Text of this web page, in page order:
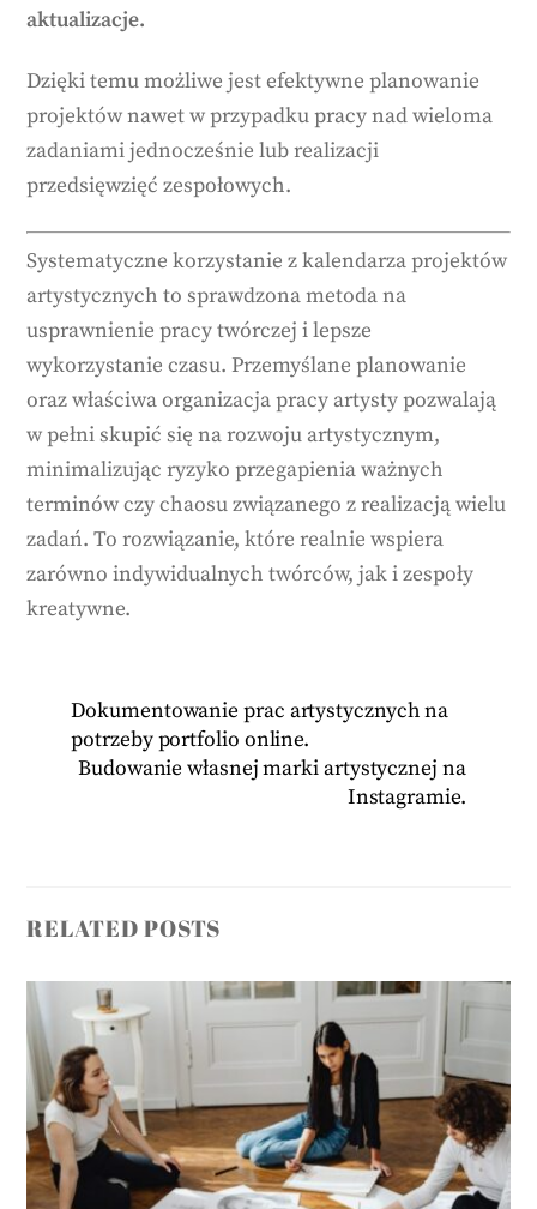
aktualizacje.
Dzięki temu możliwe jest efektywne planowanie
projektów nawet w przypadku pracy nad wieloma
zadaniami jednocześnie lub realizacji
przedsięwzięć zespołowych.
Systematyczne korzystanie z kalendarza projektów
artystycznych to sprawdzona metoda na
usprawnienie pracy twórczej i lepsze
wykorzystanie czasu. Przemyślane planowanie
oraz właściwa organizacja pracy artysty pozwalają
w pełni skupić się na rozwoju artystycznym,
minimalizując ryzyko przegapienia ważnych
terminów czy chaosu związanego z realizacją wielu
zadań. To rozwiązanie, które realnie wspiera
zarówno indywidualnych twórców, jak i zespoły
kreatywne.
Dokumentowanie prac artystycznych na
potrzeby portfolio online.
Budowanie własnej marki artystycznej na
Instagramie.
RELATED POSTS